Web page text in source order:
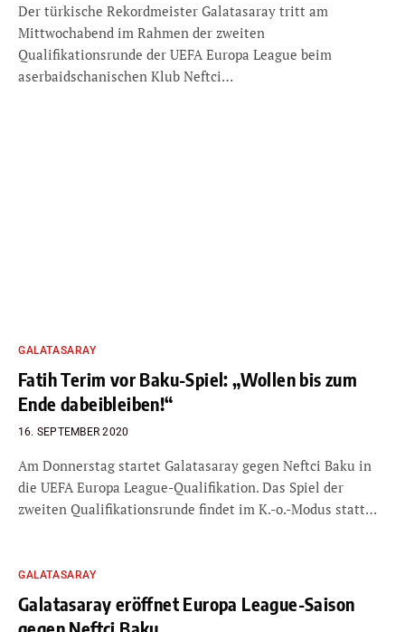
Der türkische Rekordmeister Galatasaray tritt am
Mittwochabend im Rahmen der zweiten
Qualifikationsrunde der UEFA Europa League beim
aserbaidschanischen Klub Neftci…
GALATASARAY
Fatih Terim vor Baku-Spiel: „Wollen bis zum
Ende dabeibleiben!“
16. SEPTEMBER 2020
Am Donnerstag startet Galatasaray gegen Neftci Baku in
die UEFA Europa League-Qualifikation. Das Spiel der
zweiten Qualifikationsrunde findet im K.-o.-Modus statt…
GALATASARAY
Galatasaray eröffnet Europa League-Saison
gegen Neftci Baku